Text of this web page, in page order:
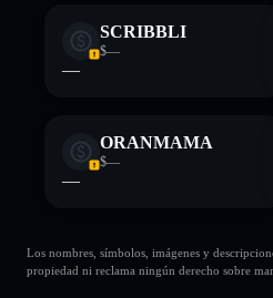
SCRIBBLI
$—
—
ORANMAMA
$—
—
Los nombres, símbolos, imágenes y
propiedad ni reclama ningún derecho sobre